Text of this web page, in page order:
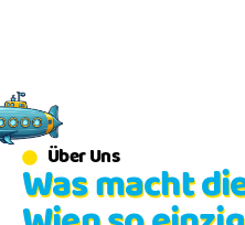
Über Uns
Was macht